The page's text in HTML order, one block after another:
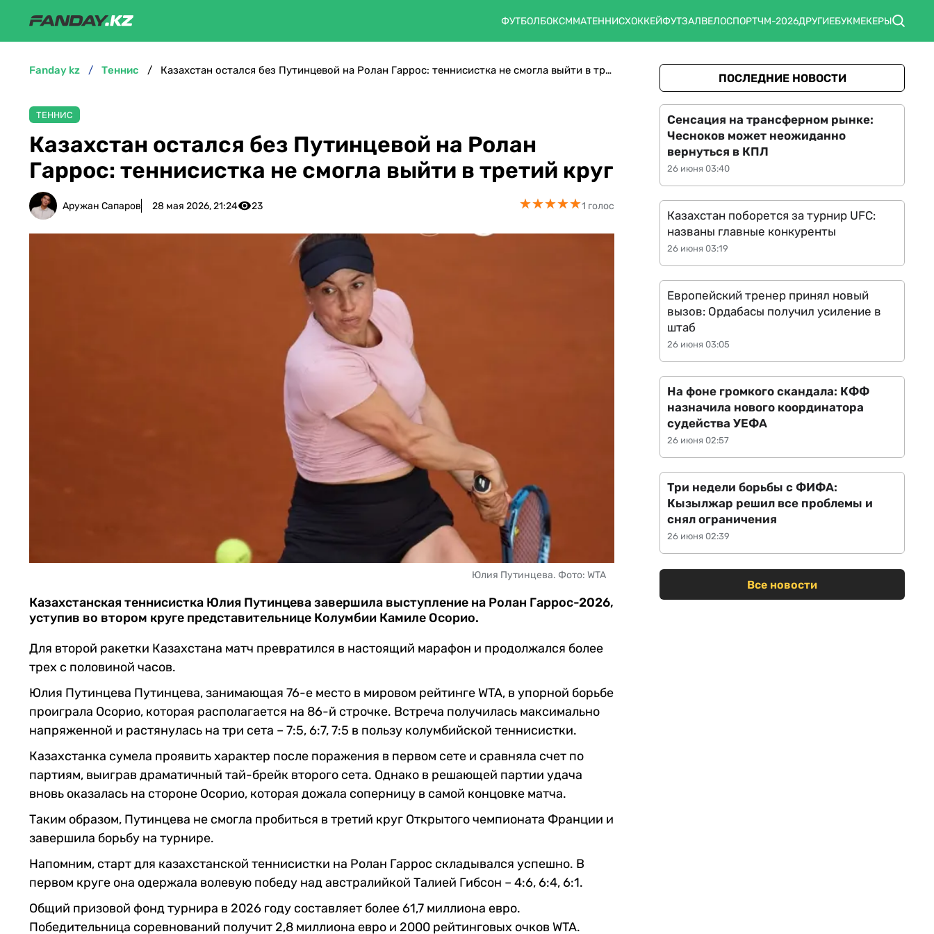
ФУТБОЛБОКСММАТЕННИСХОККЕЙФУТЗАЛВЕЛОСПОРТЧМ-2026ДРУГИЕБУКМЕКЕРЫ
fanday kz теннис Казахстан остался без Путинцевой на Ролан Гаррос: теннисистка не смогла выйти в третий круг
ТЕННИС
Казахстан остался без Путинцевой на Ролан
Гаррос: теннисистка не смогла выйти в третий круг
Аружан Сапаров 28 мая 2026, 21:24 23 ★★★★★
★★★★★1 голос
Юлия Путинцева. Фото: WTA
Казахстанская теннисистка Юлия Путинцева завершила выступление на Ролан Гаррос-2026,
уступив во втором круге представительнице Колумбии Камиле Осорио.
Для второй ракетки Казахстана матч превратился в настоящий марафон и продолжался более
трех с половиной часов.
Юлия Путинцева Путинцева, занимающая 76-е место в мировом рейтинге WTA, в упорной борьбе
проиграла Осорио, которая располагается на 86-й строчке. Встреча получилась максимально
напряженной и растянулась на три сета – 7:5, 6:7, 7:5 в пользу колумбийской теннисистки.
Казахстанка сумела проявить характер после поражения в первом сете и сравняла счет по
партиям, выиграв драматичный тай-брейк второго сета. Однако в решающей партии удача
вновь оказалась на стороне Осорио, которая дожала соперницу в самой концовке матча.
Таким образом, Путинцева не смогла пробиться в третий круг Открытого чемпионата Франции и
завершила борьбу на турнире.
Напомним, старт для казахстанской теннисистки на Ролан Гаррос складывался успешно. В
первом круге она одержала волевую победу над австралийкой Талией Гибсон – 4:6, 6:4, 6:1.
Общий призовой фонд турнира в 2026 году составляет более 61,7 миллиона евро.
Победительница соревнований получит 2,8 миллиона евро и 2000 рейтинговых очков WTA.
ПОСЛЕДНИЕ НОВОСТИ
26 июня 03:40
Сенсация на трансферном рынке:
Чесноков может неожиданно
вернуться в КПЛ
26 июня 03:19
Казахстан поборется за турнир UFC:
названы главные конкуренты
26 июня 03:05
Европейский тренер принял новый
вызов: Ордабасы получил усиление в
штаб
26 июня 02:57
На фоне громкого скандала: КФФ
назначила нового координатора
судейства УЕФА
26 июня 02:39
Три недели борьбы с ФИФА:
Кызылжар решил все проблемы и
снял ограничения
Все новости